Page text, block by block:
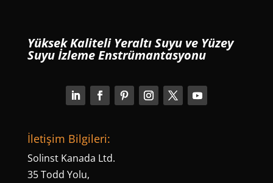
Yüksek Kaliteli Yeraltı Suyu ve Yüzey
Suyu İzleme Enstrümantasyonu
İletişim Bilgileri:
Solinst Kanada Ltd.
35 Todd Yolu,